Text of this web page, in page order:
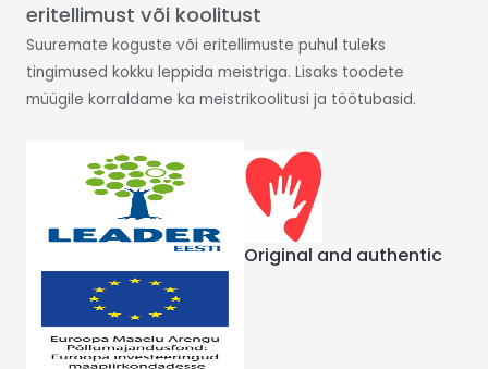
eritellimust või koolitust
Suuremate koguste või eritellimuste puhul tuleks
tingimused kokku leppida meistriga. Lisaks toodete
müügile korraldame ka meistrikoolitusi ja töötubasid.
Original and authentic